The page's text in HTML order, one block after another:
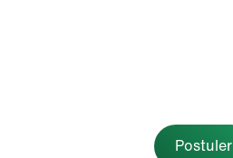
Postuler